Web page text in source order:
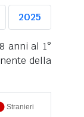
2025
anni al 1°
della